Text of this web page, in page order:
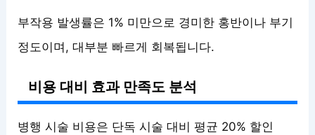
부작용 발생률은 1% 미만으로 경미한 홍반이나 부기
정도이며, 대부분 빠르게 회복됩니다.
비용 대비 효과 만족도 분석
병행 시술 비용은 단독 시술 대비 평균 20% 할인